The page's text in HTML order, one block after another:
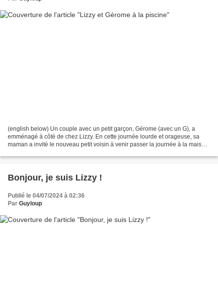
(english below) Un couple avec un petit garçon, Gérome (avec un G), a
emménagé à côté de chez Lizzy. En cette journée lourde et orageuse, sa
maman a invité le nouveau petit voisin à venir passer la journée à la maison
Bonjour, je suis Lizzy !
Publié le 04/07/2024 à 02:36
Par Guyloup